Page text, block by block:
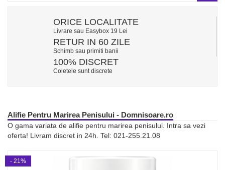
ORICE LOCALITATE
Livrare sau Easybox 19 Lei
RETUR IN 60 ZILE
Schimb sau primiti banii
100% DISCRET
Coletele sunt discrete
Alifie Pentru Marirea Penisului - Domnisoare.ro
O gama variata de alifie pentru marirea penisului. Intra sa vezi
oferta! Livram discret in 24h. Tel: 021-255.21.08
- 21%